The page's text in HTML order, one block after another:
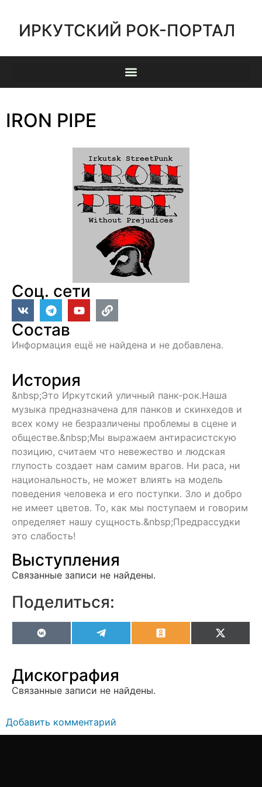
ИРКУТСКИЙ РОК-ПОРТАЛ
IRON PIPE
Соц. сети
Состав
Информация ещё не найдена и не добавлена.
История
&nbsp;Это Иркутский уличный панк-рок.Наша
музыка предназначена для панков и скинхедов и
всех кому не безразличены проблемы в сцене и
обществе.&nbsp;Мы выражаем антирасистскую
позицию, считаем что невежество и людская
глупость создает нам самим врагов. Ни раса, ни
национальность, не может влиять на модель
поведения человека и его поступки. Зло и добро
не имеет цветов. То, как мы поступаем и говорим
определяет нашу сущность.&nbsp;Предрассудки
это слабость!
Выступления
Связанные записи не найдены.
Поделиться:
VK OdnoklassnikiX
Дискография
Связанные записи не найдены.
Добавить комментарий